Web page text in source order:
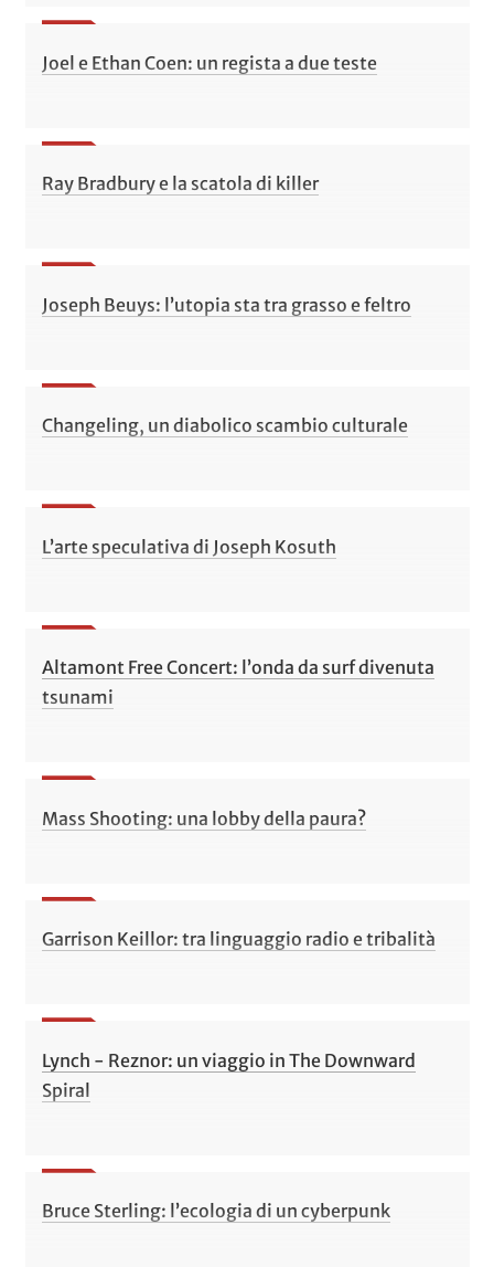
Joel e Ethan Coen: un regista a due teste
Ray Bradbury e la scatola di killer
Joseph Beuys: l’utopia sta tra grasso e feltro
Changeling, un diabolico scambio culturale
L’arte speculativa di Joseph Kosuth
Altamont Free Concert: l’onda da surf divenuta
tsunami
Mass Shooting: una lobby della paura?
Garrison Keillor: tra linguaggio radio e tribalità
Lynch - Reznor: un viaggio in The Downward
Spiral
Bruce Sterling: l’ecologia di un cyberpunk